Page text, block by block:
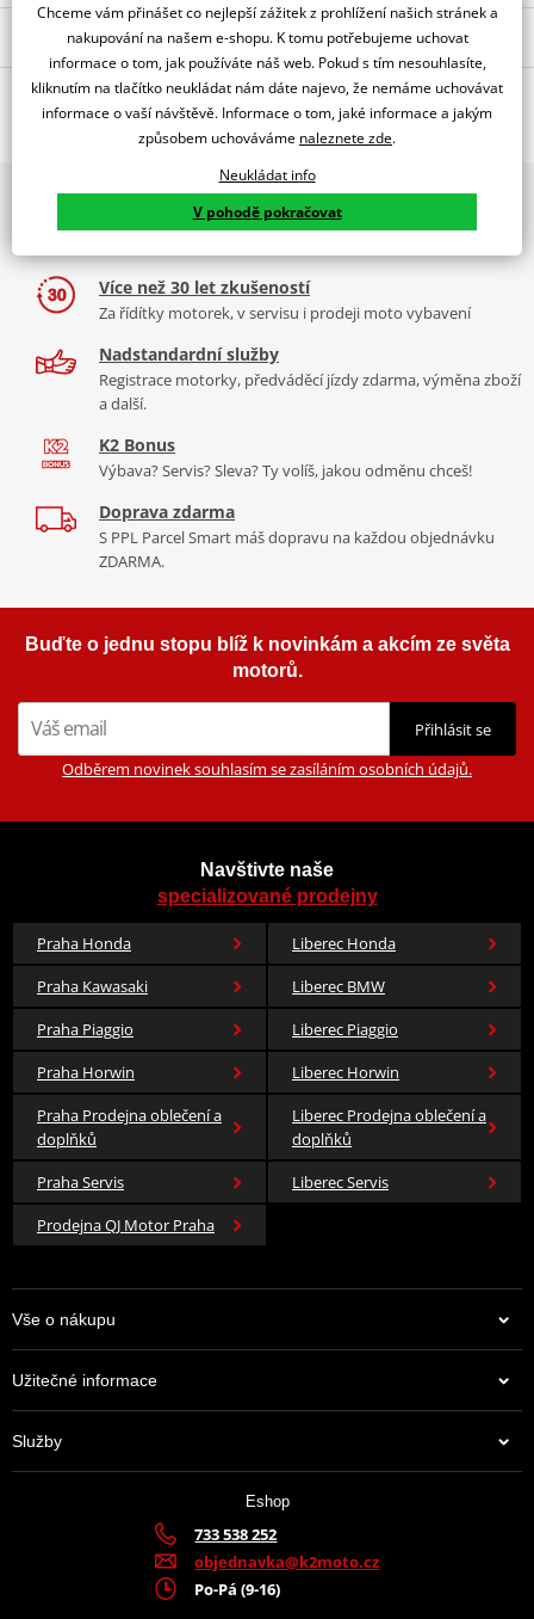
Popis a parametry
Jsme autorizovaný
dealer značky PUIG
TOURING SCREEN CROSSRUNNER 11-14' C/DARK SMOKE
Tabulka velikostí
Co když mi to nebude
O výrobci
PUIG byl založen v roce 1964 ve Španělsku. Vyrábí se ve městě
Granollers poblíž Barcelony na ploše 8 000 m² v objektu, který se
dělí na 3 části: komerční, odlitkovou a kovových součástek. Již 40
let se účastní nejslavnějších závodů motocyklů po celém světě. V
naší nabídce naleznete doplňky a příslušenství například: plexi,
padací protektory a mnoho dalšího.
Zobrazit všechny produktyznačky PUIG
2x multibrand showroom
9 značek motocyklů, servis, oblečení, doplňky i náhradní
Více než 30 let zkušeností
Za řídítky motorek, v servisu i prodeji moto vybavení
Nadstandardní služby
Registrace motorky, předváděcí jízdy zdarma, výměna zboží
a další.
K2 Bonus
Výbava? Servis? Sleva? Ty volíš, jakou odměnu chceš!
Doprava zdarma
S PPL Parcel Smart máš dopravu na každou objednávku
ZDARMA.
Buďte o jednu stopu blíž k novinkám a akcím ze světa
motorů.
Přihlásit se
Odběrem novinek souhlasím se zasíláním osobních údajů.
Navštivte naše
specializované prodejny
Praha Honda
Liberec Honda
Praha Kawasaki
Liberec BMW
Praha Piaggio
Liberec Piaggio
Praha Horwin
Liberec Horwin
Praha Prodejna oblečení a
doplňků
Liberec Prodejna oblečení a
doplňků
Praha Servis
Liberec Servis
Prodejna QJ Motor Praha
Vše o nákupu
Užitečné informace
Služby
Eshop
733 538 252
objednavka@k2moto.cz
Po-Pá (9-16)
Chceme vám přinášet co nejlepší zážitek z prohlížení našich stránek a
nakupování na našem e-shopu. K tomu potřebujeme uchovat
informace o tom, jak používáte náš web. Pokud s tím nesouhlasíte,
kliknutím na tlačítko neukládat nám dáte najevo, že nemáme uchovávat
informace o vaší návštěvě. Informace o tom, jaké informace a jakým
způsobem uchováváme naleznete zde.
Neukládat info
V pohodě pokračovat